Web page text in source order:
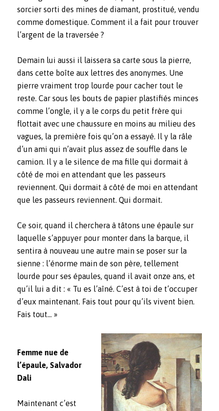
sorcier sorti des mines de diamant, prostitué, vendu
comme domestique. Comment il a fait pour trouver
l’argent de la traversée ?
Demain lui aussi il laissera sa carte sous la pierre,
dans cette boîte aux lettres des anonymes. Une
pierre vraiment trop lourde pour cacher tout le
reste. Car sous les bouts de papier plastifiés minces
comme l’ongle, il y a le corps du petit frère qui
flottait avec une chaussure en moins au milieu des
vagues, la première fois qu’on a essayé. Il y la râle
d’un ami qui n’avait plus assez de souffle dans le
camion. Il y a le silence de ma fille qui dormait à
côté de moi en attendant que les passeurs
reviennent. Qui dormait à côté de moi en attendant
que les passeurs reviennent. Qui dormait.
Ce soir, quand il cherchera à tâtons une épaule sur
laquelle s’appuyer pour monter dans la barque, il
sentira à nouveau une autre main se poser sur la
sienne : l’énorme main de son père, tellement
lourde pour ses épaules, quand il avait onze ans, et
qu’il lui a dit : « Tu es l’aîné. C’est à toi de t’occuper
d’eux maintenant. Fais tout pour qu’ils vivent bien.
Fais tout… »
Femme nue de
l’épaule, Salvador
Dali
Maintenant c’est